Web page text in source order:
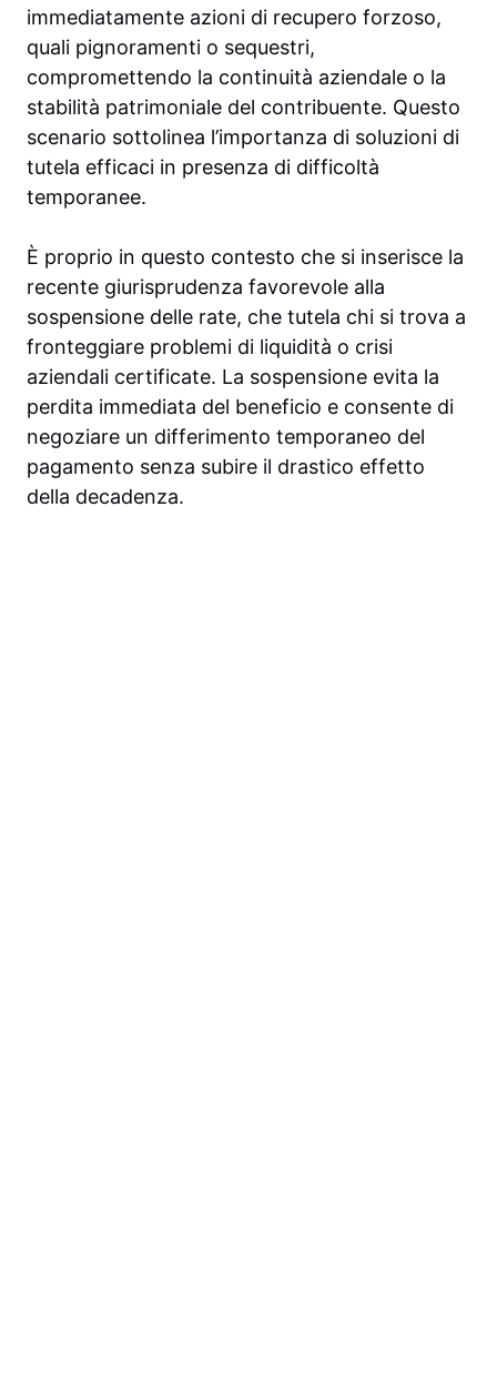
immediatamente azioni di recupero forzoso,
quali pignoramenti o sequestri,
compromettendo la continuità aziendale o la
stabilità patrimoniale del contribuente. Questo
scenario sottolinea l’importanza di soluzioni di
tutela efficaci in presenza di difficoltà
temporanee.
È proprio in questo contesto che si inserisce la
recente giurisprudenza favorevole alla
sospensione delle rate, che tutela chi si trova a
fronteggiare problemi di liquidità o crisi
aziendali certificate. La sospensione evita la
perdita immediata del beneficio e consente di
negoziare un differimento temporaneo del
pagamento senza subire il drastico effetto
della decadenza.